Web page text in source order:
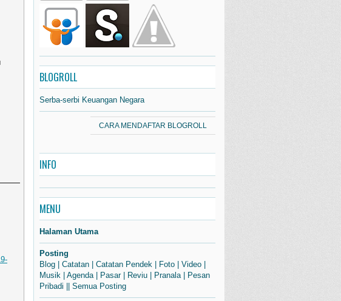
BLOGROLL
Serba-serbi Keuangan Negara
CARA MENDAFTAR BLOGROLL
INFO
MENU
Halaman Utama
Posting
Blog
Catatan Catatan Pendek Foto Video
Musik
Agenda| Pasar| Reviu Pranala|
Pesan
Pribadi
Semua Posting